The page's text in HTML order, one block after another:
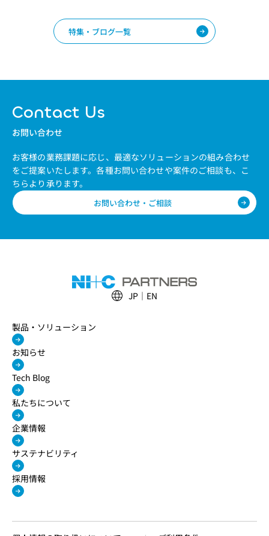
特集・ブログ一覧
Contact Us
お問い合わせ
お客様の業務課題に応じ、最適なソリューションの組み合わせ
をご提案いたします。各種お問い合わせや案件のご相談も、こ
ちらより承ります。
お問い合わせ・ご相談
JP EN
製品・ソリューション
お知らせ
Tech Blog
私たちについて
企業情報
サステナビリティ
採用情報